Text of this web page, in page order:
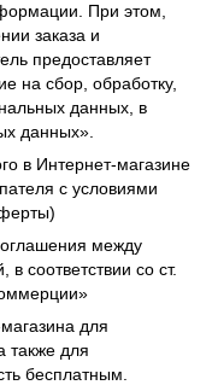
При этом,
заказа и
предоставляет
на сбор, обработку,
данных, в
данных».
в Интернет-магазине
с условиями
между
соответствии со ст.
для
также для
бесплатным.